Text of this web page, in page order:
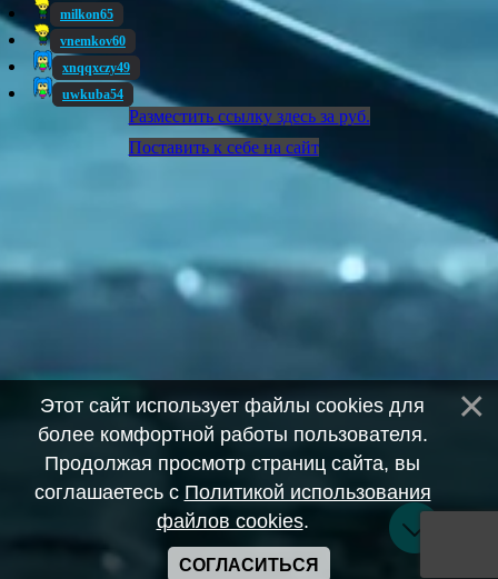
milkon65
vnemkov60
xnqqxczy49
uwkuba54
Разместить ссылку здесь за руб.
Поставить к себе на сайт
Этот сайт использует файлы cookies для
более комфортной работы пользователя.
Продолжая просмотр страниц сайта, вы
соглашаетесь с Политикой использования
файлов cookies.
СОГЛАСИТЬСЯ